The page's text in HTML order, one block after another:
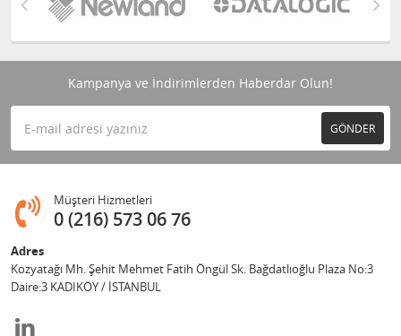
Kampanya ve İndirimlerden Haberdar Olun!
GÖNDER
Müşteri Hizmetleri
0 (216) 573 06 76
Adres
Kozyatağı Mh. Şehit Mehmet Fatih Öngül Sk. Bağdatlıoğlu Plaza No:3
Daire:3 KADIKÖY / İSTANBUL